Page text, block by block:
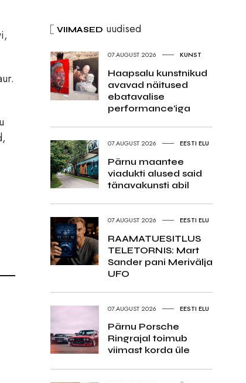
VIIMASED uudised
07.AUGUST 2026 KUNST
Haapsalu kunstnikud
avavad näitused
ebatavalise
performance’iga
07.AUGUST 2026 EESTI ELU
Pärnu maantee
viadukti alused said
tänavakunsti abil
07.AUGUST 2026 EESTI ELU
RAAMATUESITLUS
TELETORNIS: Mart
Sander pani Merivälja
UFO
07.AUGUST 2026 EESTI ELU
Pärnu Porsche
Ringrajal toimub
viimast korda üle